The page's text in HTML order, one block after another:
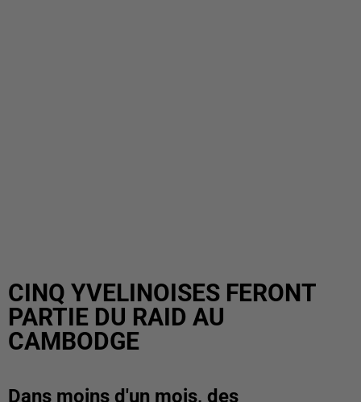
CINQ YVELINOISES FERONT
PARTIE DU RAID AU
CAMBODGE
Dans moins d'un mois, des